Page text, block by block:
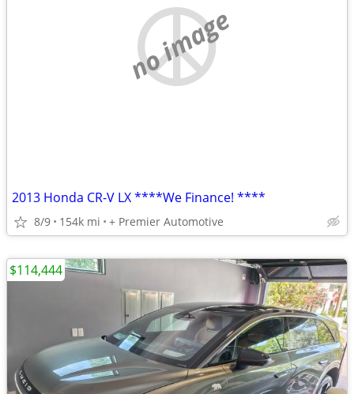
no image
2013 Honda CR-V LX ****We Finance! ****
8/9 154k mi + Premier Automotive
$114,444